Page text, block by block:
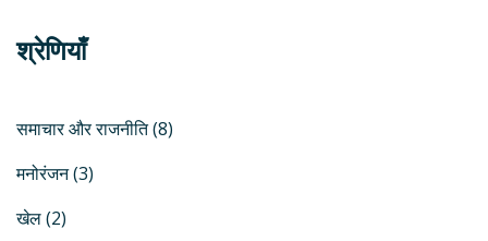
श्रेणियाँ
समाचार और राजनीति(8)
मनोरंजन(3)
खेल(2)